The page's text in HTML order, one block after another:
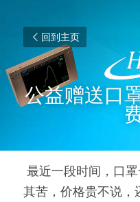
回到主页
公益赠送口
其苦，价格贵不说，